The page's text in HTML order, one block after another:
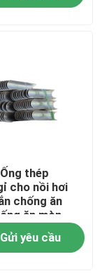
thép
cho nồi hơi
chống ăn
ăn mòn
Gửi yêu cầu